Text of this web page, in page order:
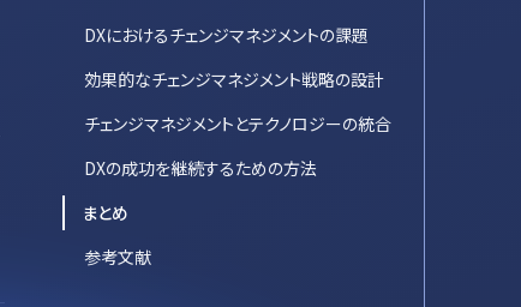
DXにおけるチェンジマネジメントの課題
効果的なチェンジマネジメント戦略の設計
チェンジマネジメントとテクノロジーの統合
DXの成功を継続するための方法
まとめ
参考文献